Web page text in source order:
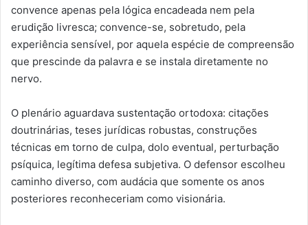
convence apenas pela lógica encadeada nem pela
erudição livresca; convence-se, sobretudo, pela
experiência sensível, por aquela espécie de compreensão
que prescinde da palavra e se instala diretamente no
nervo.
O plenário aguardava sustentação ortodoxa: citações
doutrinárias, teses jurídicas robustas, construções
técnicas em torno de culpa, dolo eventual, perturbação
psíquica, legítima defesa subjetiva. O defensor escolheu
caminho diverso, com audácia que somente os anos
posteriores reconheceriam como visionária.